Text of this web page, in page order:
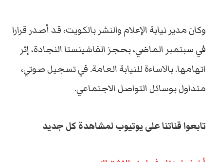
وكان مدير نيابة الإعلام والنشر بالكويت، قد أصدر قرارا
في سبتمبر الماضي، بحجز الفاشينستا النجادة، إثر
اتهامها. بالاساءة للنيابة العامة. في تسجيل صوتي،
متداول بوسائل التواصل الاجتماعي.
تابعوا قناتنا على يوتيوب لمشاهدة كل جديد